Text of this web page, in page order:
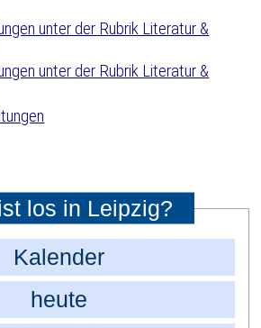
los in Leipzig?
Kalender
heute